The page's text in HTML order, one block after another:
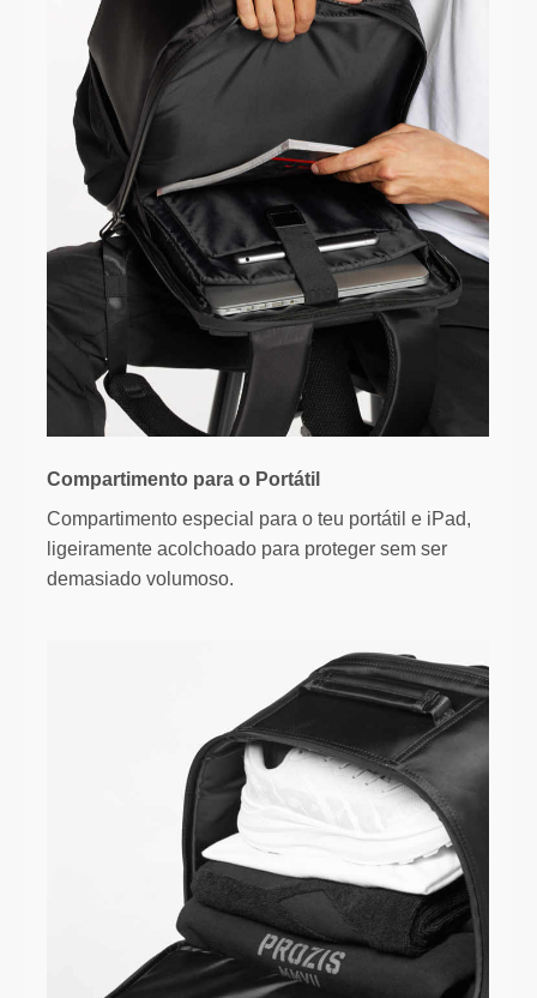
Compartimento para o Portátil
Compartimento especial para o teu portátil e iPad,
ligeiramente acolchoado para proteger sem ser
demasiado volumoso.